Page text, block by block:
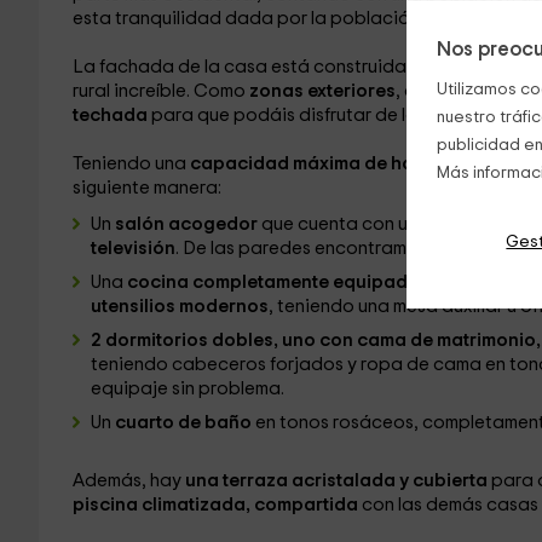
Nos
Utilizamos
nuestro
publicidad
Más
esta tranquilidad dada por la población la belleza de
La fachada de la casa está construida en piedra
rural increíble. Como zonas exteriores, contamos con
techada para que podáis disfrutar de las
Teniendo una capacidad máxima de hasta 4 personas
siguiente manera:
Un salón acogedorque cuenta con un
televisión. De las paredes encontramos replicas de
Una cocina completamente equipada
utensilios modernos, teniendo una mesa auxiliar u
2 dormitorios dobles, uno con cama de
teniendo cabeceros forjados y ropa de cama en
equipaje sin problema.
Un cuarto de baño en tonos rosáceos,
Además, hayuna terraza acristalada y cubierta para
piscina climatizada, compartida con las demás casas